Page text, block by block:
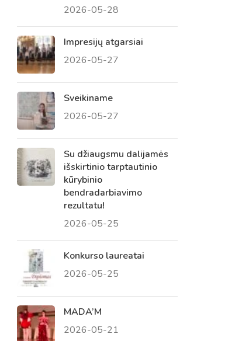
2026-05-28
Impresijų atgarsiai
2026-05-27
Sveikiname
2026-05-27
Su džiaugsmu dalijamės
išskirtinio tarptautinio
kūrybinio
bendradarbiavimo
rezultatu!
2026-05-25
Konkurso laureatai
2026-05-25
MADA’M
2026-05-21